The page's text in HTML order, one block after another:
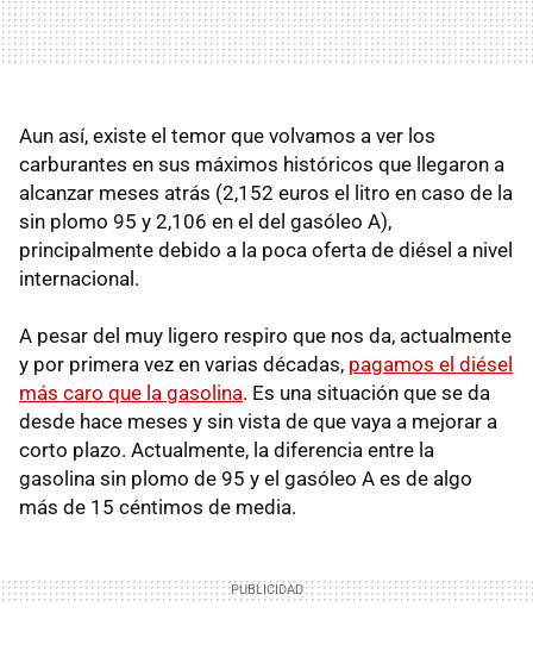
Aun así, existe el temor que volvamos a ver los
carburantes en sus máximos históricos que llegaron a
alcanzar meses atrás (2,152 euros el litro en caso de la
sin plomo 95 y 2,106 en el del gasóleo A),
principalmente debido a la poca oferta de diésel a nivel
internacional.
A pesar del muy ligero respiro que nos da, actualmente
y por primera vez en varias décadas, pagamos el diésel
más caro que la gasolina. Es una situación que se da
desde hace meses y sin vista de que vaya a mejorar a
corto plazo. Actualmente, la diferencia entre la
gasolina sin plomo de 95 y el gasóleo A es de algo
más de 15 céntimos de media.